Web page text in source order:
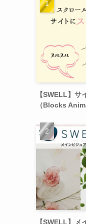
【SWELL】サ
（Blocks
【SWELL】メ